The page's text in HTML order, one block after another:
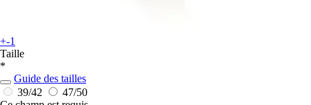
+-1
Taille
*
Guide des tailles
39/42
47/50